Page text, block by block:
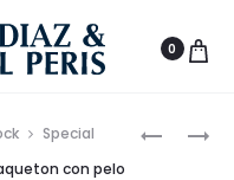
0
CHALECO
Special
con pelo